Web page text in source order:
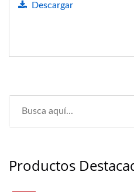
Descargar
Productos